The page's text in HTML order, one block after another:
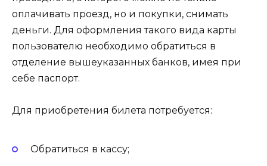
оплачивать проезд, но и покупки, снимать
деньги. Для оформления такого вида карты
пользователю необходимо обратиться в
отделение вышеуказанных банков, имея при
себе паспорт.
Для приобретения билета потребуется:
Обратиться в кассу;